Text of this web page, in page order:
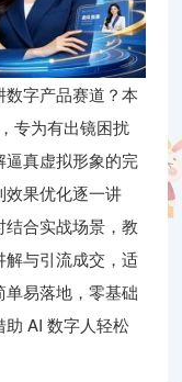
字产品赛道？本
专为有出镜困扰
逼真虚拟形象的完
效果优化逐一讲
合实战场景，教
与引流成交，适
易落地，零基础
AI 数字人轻松